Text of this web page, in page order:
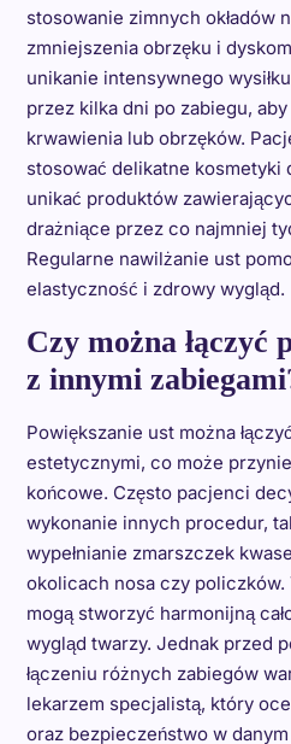
stosowanie zimnych okładów
zmniejszenia obrzęku i
unikanie intensywnego
przez kilka dni po zabiegu,
krwawienia lub obrzęków.
stosować delikatne kosmetyki
unikać produktów
drażniące przez co najmniej
Regularne nawilżanie ust
elastyczność i zdrowy wygląd.
Czy można łączyć
z innymi
Powiększanie ust można
estetycznymi, co może
końcowe. Często pacjenci
wykonanie innych procedur,
wypełnianie zmarszczek
okolicach nosa czy
mogą stworzyć harmonijną
wygląd twarzy. Jednak przed
łączeniu różnych zabiegów
lekarzem specjalistą, który
oraz bezpieczeństwo w